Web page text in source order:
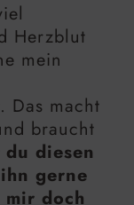
Herzblut
mein
Das macht
braucht
du diesen
gerne
doch